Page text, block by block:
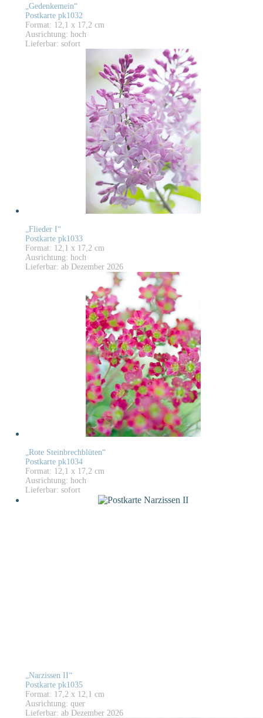
„Gedenkemein“
Postkarte pk1032
Format: 12,1 x 17,2 cm
Ausrichtung: hoch
Lieferbar: sofort
„Flieder I“
Postkarte pk1033
Format: 12,1 x 17,2 cm
Ausrichtung: hoch
Lieferbar: ab Dezember 2026
„Rote Steinbrechblüten“
Postkarte pk1034
Format: 12,1 x 17,2 cm
Ausrichtung: hoch
Lieferbar: sofort
„Narzissen II“
Postkarte pk1035
Format: 17,2 x 12,1 cm
Ausrichtung: quer
Lieferbar: ab Dezember 2026